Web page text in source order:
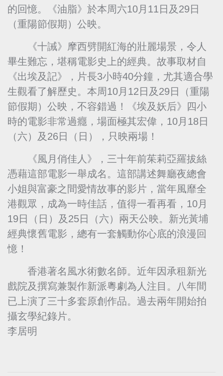
的回憶。《油脂》於本周六10月11日及29日
（重陽節假期）公映。
《十誡》摩西劈開紅海的壯麗場景，令人
畢生難忘，堪稱電影史上的經典。故事取材自
《出埃及記》，片長3小時40分鐘，尤其適合學
生觀看了解歷史。本周10月12日及29日（重陽
節假期）公映，不容錯過！《埃及妖后》四小
時的電影非常過癮，場面極其宏偉，10月18日
（六）及26日（日），只映兩場！
《風月俏佳人》，三十年前茱莉亞羅拔絲
憑藉這部電影一舉成名。這部講述舞廳夜總會
小姐與富豪之間愛情故事的影片，當年風靡全
港觀眾，成為一時佳話，值得一看再看，10月
19日（日）及25日（六）兩天公映。新光黃埔
經典懷舊電影，總有一套觸動你心底的浪漫回
憶！
香港著名風水術數名師。近年因承租新光
戲院及撰寫兼製作新派粵劇為人注目。八年間
已上演了三十多套原創作品。過去兩年開始拍
攝玄學紀錄片。
李居明